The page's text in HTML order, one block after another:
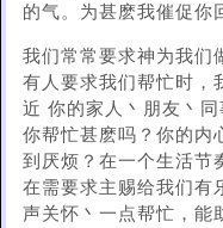
的气。为甚麽我催促你
我们常常要求神为我们
有人要求我们帮忙时，
近 你的家人丶朋友丶
你帮忙甚麽吗？你的内
到厌烦？在一个生活节
在需要求主赐给我们有
声关怀丶一点帮忙，能